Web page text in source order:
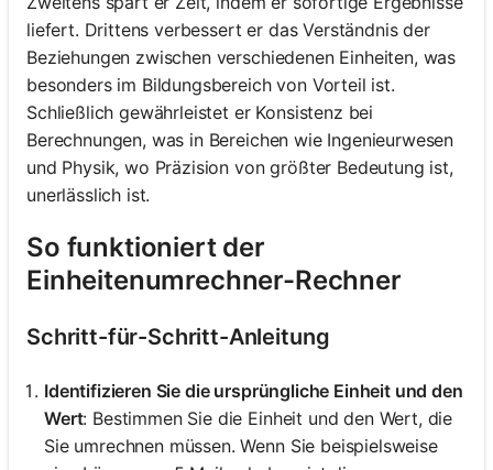
liefert. Drittens verbessert er das Verständnis der
Beziehungen zwischen verschiedenen Einheiten, was
besonders im Bildungsbereich von Vorteil ist.
Schließlich gewährleistet er Konsistenz bei
Berechnungen, was in Bereichen wie Ingenieurwesen
und Physik, wo Präzision von größter Bedeutung ist,
unerlässlich ist.
So funktioniert der
Einheitenumrechner-Rechner
Schritt-für-Schritt-Anleitung
Identifizieren Sie die ursprüngliche Einheit und den
Wert: Bestimmen Sie die Einheit und den Wert, die
Sie umrechnen müssen. Wenn Sie beispielsweise